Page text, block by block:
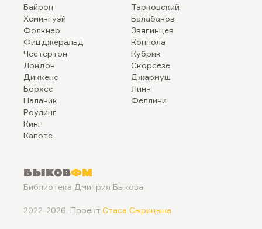
Байрон
Хемингуэй
Фолкнер
Фицджеральд
Честертон
Лондон
Диккенс
Борхес
Паланик
Роулинг
Кинг
Капоте
Тарковский
Балабанов
Звягинцев
Коппола
Кубрик
Скорсезе
Джармуш
Линч
Феллини
БыковФМ
Библиотека Дмитрия Быкова
2022..2026. Проект Стаса Сырицына